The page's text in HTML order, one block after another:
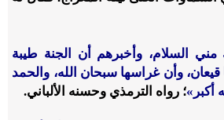
السلام، وأخبرهم أن الجنة طيبة
قيعان، وأن غراسها سبحان الله، والحمد
أكبر»؛ رواه الترمذي وحسنه الألباني.